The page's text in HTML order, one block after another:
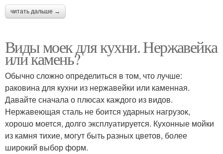
читать дальше →
Виды моек для кухни. Нержавейка
или камень?
Обычно сложно определиться в том, что лучше:
раковина для кухни из нержавейки или каменная.
Давайте сначала о плюсах каждого из видов.
Нержавеющая сталь не боится ударных нагрузок,
хорошо моется, долго эксплуатируется. Кухонные мойки
из камня тихие, могут быть разных цветов, более
широкий выбор форм.